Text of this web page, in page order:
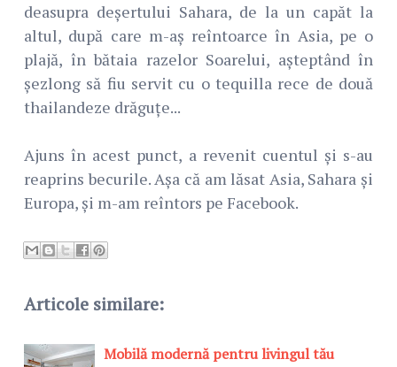
deasupra deșertului Sahara, de la un capăt la
altul, după care m-aș reîntoarce în Asia, pe o
plajă, în bătaia razelor Soarelui, așteptând în
șezlong să fiu servit cu o tequilla rece de două
thailandeze drăguțe...
Ajuns în acest punct, a revenit cuentul și s-au
reaprins becurile. Așa că am lăsat Asia, Sahara și
Europa, și m-am reîntors pe Facebook.
Articole similare:
Mobilă modernă pentru livingul tău